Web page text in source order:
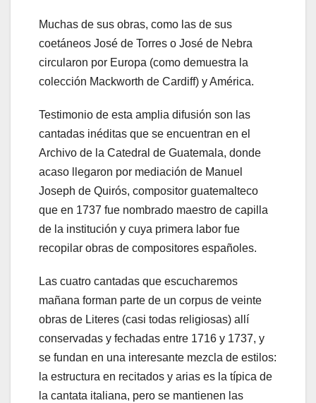
Muchas de sus obras, como las de sus
coetáneos José de Torres o José de Nebra
circularon por Europa (como demuestra la
colección Mackworth de Cardiff) y América.
Testimonio de esta amplia difusión son las
cantadas inéditas que se encuentran en el
Archivo de la Catedral de Guatemala, donde
acaso llegaron por mediación de Manuel
Joseph de Quirós, compositor guatemalteco
que en 1737 fue nombrado maestro de capilla
de la institución y cuya primera labor fue
recopilar obras de compositores españoles.
Las cuatro cantadas que escucharemos
mañana forman parte de un corpus de veinte
obras de Literes (casi todas religiosas) allí
conservadas y fechadas entre 1716 y 1737, y
se fundan en una interesante mezcla de estilos:
la estructura en recitados y arias es la típica de
la cantata italiana, pero se mantienen las